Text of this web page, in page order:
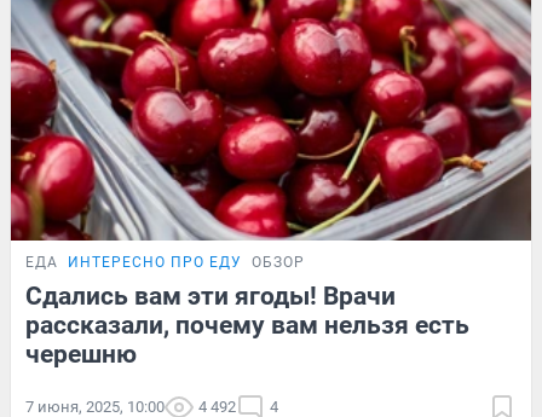
ЕДА ИНТЕРЕСНО ПРО ЕДУ ОБЗОР
Сдались вам эти ягоды! Врачи
рассказали, почему вам нельзя есть
черешню
7 июня, 2025, 10:00 4 492 4